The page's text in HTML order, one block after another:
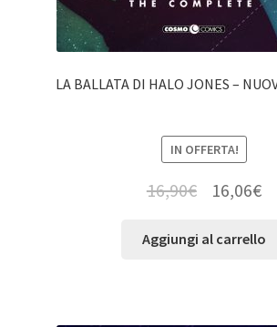
LA BALLATA DI HALO JONES –
IN OFFERTA!
16,90€ 16,06€
Aggiungi al carrello